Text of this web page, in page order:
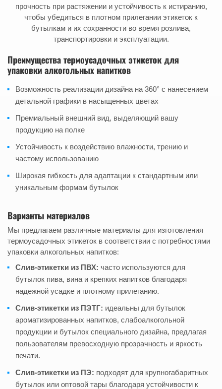
прочность при растяжении и устойчивость к истиранию,
чтобы убедиться в плотном прилегании этикеток к
бутылкам и их сохранности во время розлива,
транспортировки и эксплуатации.
Преимущества термоусадочных этикеток для
упаковки алкогольных напитков
Возможность реализации дизайна на 360° с нанесением
детальной графики в насыщенных цветах
Премиальный внешний вид, выделяющий вашу
продукцию на полке
Устойчивость к воздействию влажности, трению и
частому использованию
Широкая гибкость для адаптации к стандартным или
уникальным формам бутылок
Варианты материалов
Мы предлагаем различные материалы для изготовления
термоусадочных этикеток в соответствии с потребностями
упаковки алкогольных напитков:
Слив-этикетки из ПВХ: часто используются для
бутылок пива, вина и крепких напитков благодаря
надежной усадке и плотному прилеганию.
Слив-этикетки из ПЭТГ: идеальны для бутылок
ароматизированных напитков, слабоалкогольной
продукции и бутылок специального дизайна, предлагая
пользователям превосходную прозрачность и яркость
печати.
Слив-этикетки из ПЭ: подходят для крупногабаритных
бутылок или оптовой тары благодаря устойчивости к